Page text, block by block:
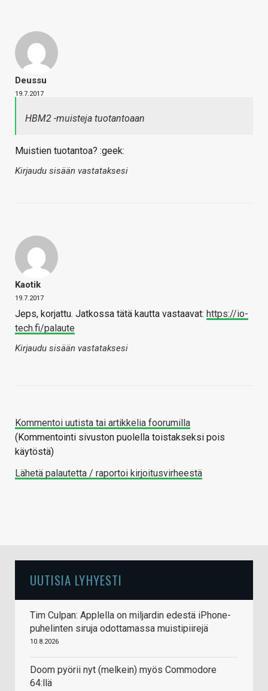
Deussu
19.7.2017
HBM2 -muisteja tuotantoaan
Muistien tuotantoa? :geek:
Kirjaudu sisään vastataksesi
Kaotik
19.7.2017
Jeps, korjattu. Jatkossa tätä kautta vastaavat: https://io-
tech.fi/palaute
Kirjaudu sisään vastataksesi
Kommentoi uutista tai artikkelia foorumilla
(Kommentointi sivuston puolella toistakseksi pois
käytöstä)
Lähetä palautetta / raportoi kirjoitusvirheestä
UUTISIA LYHYESTI
Tim Culpan: Applella on miljardin edestä iPhone-
puhelinten siruja odottamassa muistipiirejä
10.8.2026
Doom pyörii nyt (melkein) myös Commodore
64:llä